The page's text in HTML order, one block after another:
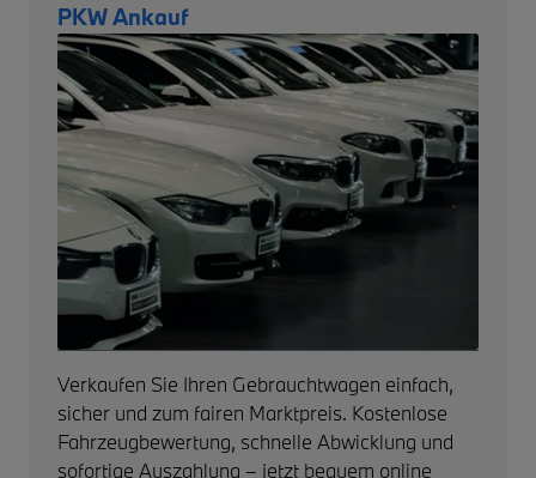
PKW Ankauf
Verkaufen Sie Ihren Gebrauchtwagen einfach,
sicher und zum fairen Marktpreis. Kostenlose
Fahrzeugbewertung, schnelle Abwicklung und
sofortige Auszahlung – jetzt bequem online